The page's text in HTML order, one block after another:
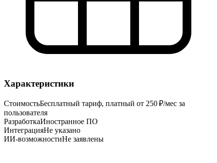
Характеристики
СтоимостьБесплатный тариф, платный от 250 ₽/мес за
пользователя
РазработкаИностранное ПО
ИнтеграцияНе указано
ИИ-возможностиНе заявлены